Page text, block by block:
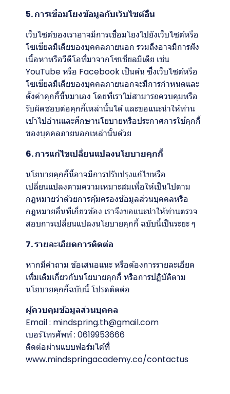
5. การเชื่อมโยงข้อมูลกับเว็บไซต์อื่น
เว็บไซต์ของเราอาจมีการเชื่อมโยงไปยังเว็บไซต์หรือ
โซเชียลมีเดียของบุคคลภายนอก รวมถึงอาจมีการฝัง
เนื้อหาหรือวีดีโอที่มาจากโซเชียลมีเดีย เช่น
YouTube หรือ Facebook เป็นต้น ซึ่งเว็บไซต์หรือ
โซเชียลมีเดียของบุคคลภายนอกจะมีการกำหนดและ
ตั้งค่าคุกกี้ขึ้นมาเอง โดยที่เราไม่สามารถควบคุมหรือ
รับผิดชอบต่อคุกกี้เหล่านั้นได้ และขอแนะนำให้ท่าน
เข้าไปอ่านและศึกษานโยบายหรือประกาศการใช้คุกกี้
ของบุคคลภายนอกเหล่านั้นด้วย
6. การแก้ไขเปลี่ยนแปลงนโยบายคุกกี้
นโยบายคุกกี้นี้อาจมีการปรับปรุงแก้ไขหรือ
เปลี่ยนแปลงตามความเหมาะสมเพื่อให้เป็นไปตาม
กฎหมายว่าด้วยการคุ้มครองข้อมูลส่วนบุคคลหรือ
กฎหมายอื่นที่เกี่ยวข้อง เราจึงขอแนะนำให้ท่านตรวจ
สอบการเปลี่ยนแปลงนโยบายคุกกี้ ฉบับนี้เป็นระยะ ๆ
7. รายละเอียดการติดต่อ
หากมีคำถาม ข้อเสนอแนะ หรือต้องการรายละเอียด
เพิ่มเติมเกี่ยวกับนโยบายคุกกี้ หรือการปฏิบัติตาม
นโยบายคุกกี้ฉบับนี้ โปรดติดต่อ
ผู้ควบคุมข้อมูลส่วนบุคคล
Email : mindspring.th@gmail.com
เบอร์โทรศัพท์ : 0619953666
ติดต่อผ่านแบบฟอร์มได้ที่
www.mindspringacademy.co/contactus